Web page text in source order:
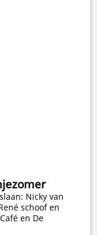
Nicky van
schoof en
en De